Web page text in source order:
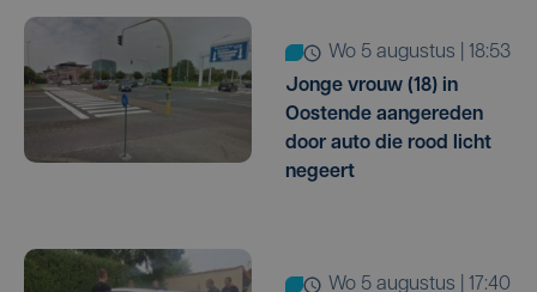
wo 5 augustus | 18:53
Jonge vrouw (18) in
Oostende aangereden
door auto die rood licht
negeert
wo 5 augustus | 17:40